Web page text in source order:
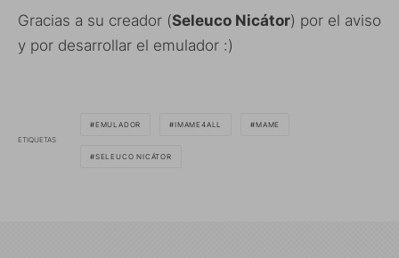
Gracias a su creador (Seleuco Nicátor) por el aviso
y por desarrollar el emulador :)
ETIQUETAS
EMULADOR IMAME4ALL MAME
SELEUCO NICÁTOR